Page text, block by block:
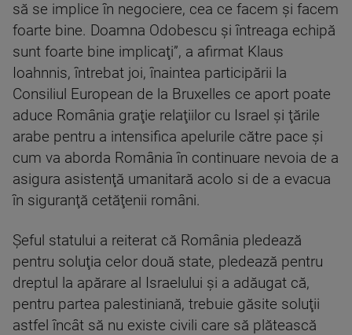
să se implice în negociere, cea ce facem şi facem
foarte bine. Doamna Odobescu şi întreaga echipă
sunt foarte bine implicaţi”, a afirmat Klaus
Ioahnnis, întrebat joi, înaintea participării la
Consiliul European de la Bruxelles ce aport poate
aduce România graţie relaţiilor cu Israel şi ţările
arabe pentru a intensifica apelurile către pace şi
cum va aborda România în continuare nevoia de a
asigura asistenţă umanitară acolo si de a evacua
în siguranţă cetăţenii români.
Şeful statului a reiterat că România pledează
pentru soluţia celor două state, pledează pentru
dreptul la apărare al Israelului şi a adăugat că,
pentru partea palestiniană, trebuie găsite soluţii
astfel încât să nu existe civili care să plătească